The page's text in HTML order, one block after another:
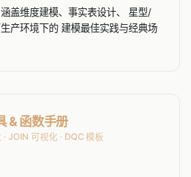
盖维度建模、事实表设计、 星型/
产环境下的 建模最佳实践与经典场
& 函数手册
JOIN 可视化 · DQC 模板